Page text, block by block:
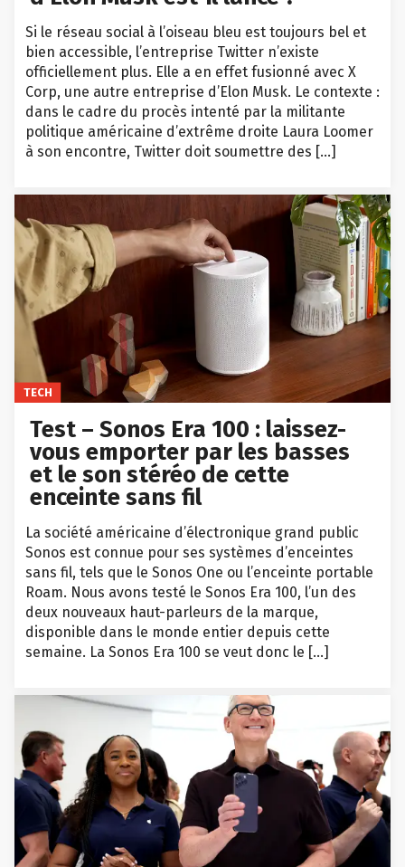
Si le réseau social à l’oiseau bleu est toujours bel et
bien accessible, l’entreprise Twitter n’existe
officiellement plus. Elle a en effet fusionné avec X
Corp, une autre entreprise d’Elon Musk. Le contexte :
dans le cadre du procès intenté par la militante
politique américaine d’extrême droite Laura Loomer
à son encontre, Twitter doit soumettre des […]
TECH
Test – Sonos Era 100 : laissez-
vous emporter par les basses
et le son stéréo de cette
enceinte sans fil
La société américaine d’électronique grand public
Sonos est connue pour ses systèmes d’enceintes
sans fil, tels que le Sonos One ou l’enceinte portable
Roam. Nous avons testé le Sonos Era 100, l’un des
deux nouveaux haut-parleurs de la marque,
disponible dans le monde entier depuis cette
semaine. La Sonos Era 100 se veut donc le […]